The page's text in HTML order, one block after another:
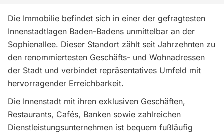
Die Immobilie befindet sich in einer der gefragtesten
Innenstadtlagen Baden-Badens unmittelbar an der
Sophienallee. Dieser Standort zählt seit Jahrzehnten zu
den renommiertesten Geschäfts- und Wohnadressen
der Stadt und verbindet repräsentatives Umfeld mit
hervorragender Erreichbarkeit.
Die Innenstadt mit ihren exklusiven Geschäften,
Restaurants, Cafés, Banken sowie zahlreichen
Dienstleistungsunternehmen ist bequem fußläufig